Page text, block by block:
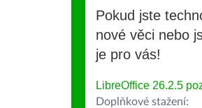
Pokud jste
nové věci nebo
je pro vás!
LibreOffice 26.2.5
Doplňkové stažení: